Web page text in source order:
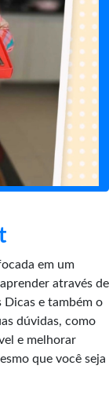
em um
através de
Dicas e também o
dúvidas, como
e melhorar
que você seja